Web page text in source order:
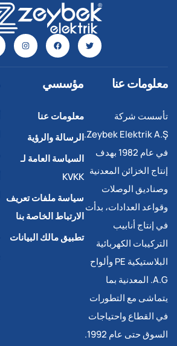
معلومات عنا
تأسست شركة
Zeybek Elektrik A.Ş.
في عام 1982 بهدف
إنتاج الخزائن المعدنية
وصناديق الوصلات
وقواعد العدادات، بدأت
في إنتاج أنابيب
التركيبات الكهربائية
البلاستيكية PE وألواح
A.G. المعدنية بما
يتماشى مع التطورات
في القطاع واحتياجات
السوق حتى عام 1992.
مؤسسي
معلومات عنا
الرسالة والرؤية
السياسة العامة لـ
KVKK
سياسة ملفات تعريف
الارتباط الخاصة بنا
تطبيق مالك البيانات